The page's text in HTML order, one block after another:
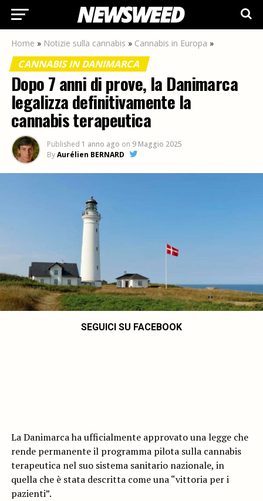
Home » Notizie sulla cannabis » Cannabis in Europa »
CANNABIS IN DANIMARCA
Dopo 7 anni di prove, la Danimarca
legalizza definitivamente la
cannabis terapeutica
Published 1 anno ago on 9 Maggio 2025
ByAurélien BERNARD
SEGUICI SU FACEBOOK
La Danimarca ha ufficialmente approvato una legge che
rende permanente il programma pilota sulla cannabis
terapeutica nel suo sistema sanitario nazionale, in
quella che è stata descritta come una “vittoria per i
pazienti”.